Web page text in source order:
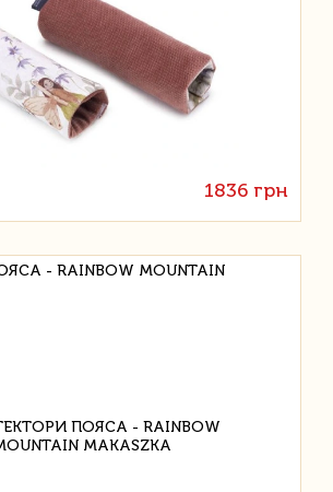
1836 грн
- RAINBOW MOUNTAIN